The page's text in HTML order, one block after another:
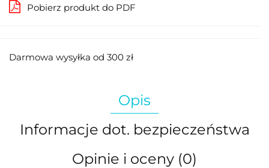
Pobierz produkt do PDF
Darmowa wysyłka od 300 zł
Opis
Informacje dot. bezpieczeństwa
Opinie i oceny (0)